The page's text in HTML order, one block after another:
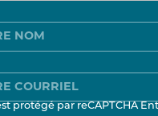
protégé par reCAPTCHA